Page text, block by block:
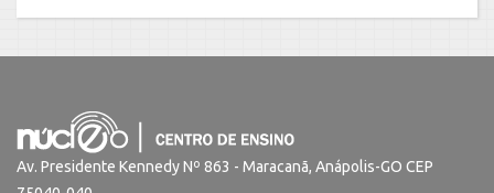
Av. Presidente Kennedy Nº 863 - Maracanã, Anápolis-GO CEP